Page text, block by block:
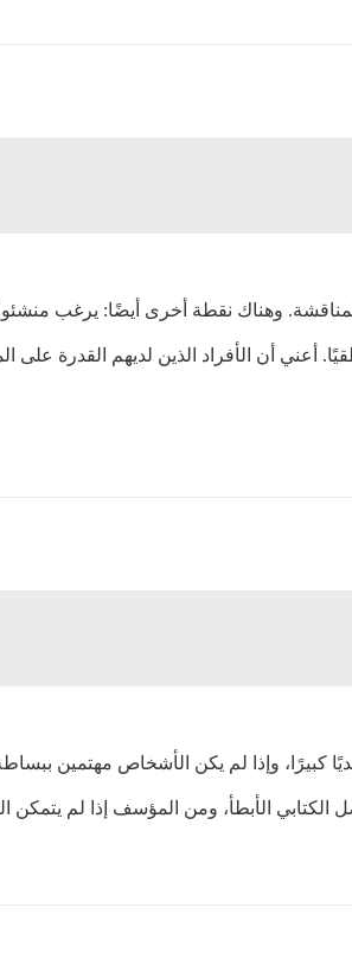
وهناك نقطة أخرى أيضًا: يرغب منشئو
أن الأفراد الذين لديهم القدرة على
وإذا لم يكن الأشخاص مهتمين
الأبطأ، ومن المؤسف إذا لم يتمكن